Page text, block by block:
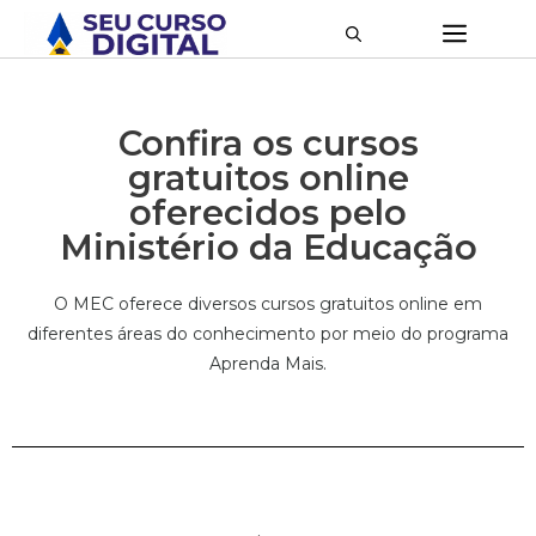
Confira os cursos
gratuitos online
oferecidos pelo
Ministério da Educação
O MEC oferece diversos cursos gratuitos online em
diferentes áreas do conhecimento por meio do programa
Aprenda Mais.